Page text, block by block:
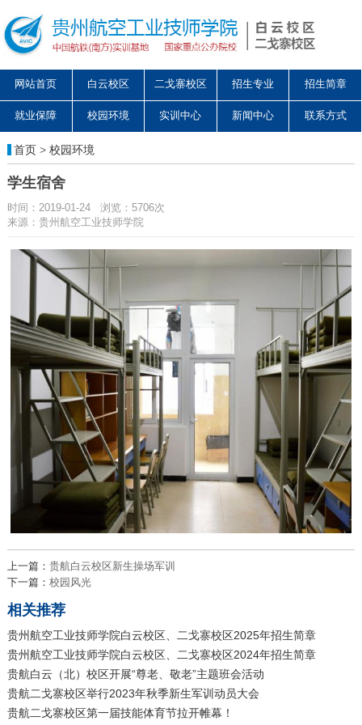
网站首页 白云校区 二戈寨校区 招生专业 招生简章
就业保障 校园环境 实训中心 新闻中心 联系方式
首页> 校园环境
学生宿舍
时间：2019-01-24 浏览：5706次
来源：贵州航空工业技师学院
上一篇： 贵航白云校区新生操场军训
下一篇： 校园风光
相关推荐
贵州航空工业技师学院白云校区、二戈寨校区2025年招生简章
贵州航空工业技师学院白云校区、二戈寨校区2024年招生简章
贵航白云（北）校区开展“尊老、敬老”主题班会活动
贵航二戈寨校区举行2023年秋季新生军训动员大会
贵航二戈寨校区第一届技能体育节拉开帷幕！